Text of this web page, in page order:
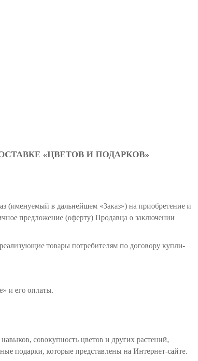
«ЦВЕТОВ И ПОДАРКОВ»
(именуемый в дальнейшем «Заказ») на приобретение и
предложение (оферту) Продавца о заключении
товары потребителям по договору купли-
и его оплаты.
совокупность цветов и других растений,
подарки, которые представлены на Интернет-сайте.